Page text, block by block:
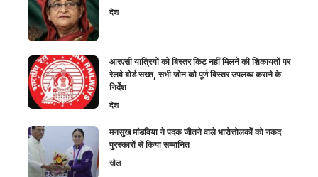
देश
आरएसी यात्रियों को बिस्तर किट नहीं मिलने की शिकायतों पर
रेलवे बोर्ड सख्त, सभी जोन को पूर्ण बिस्तर उपलब्ध कराने के
निर्देश
देश
मनसुख मांडविया ने पदक जीतने वाले भारोत्तोलकों को नकद
पुरस्कारों से किया सम्मानित
खेल